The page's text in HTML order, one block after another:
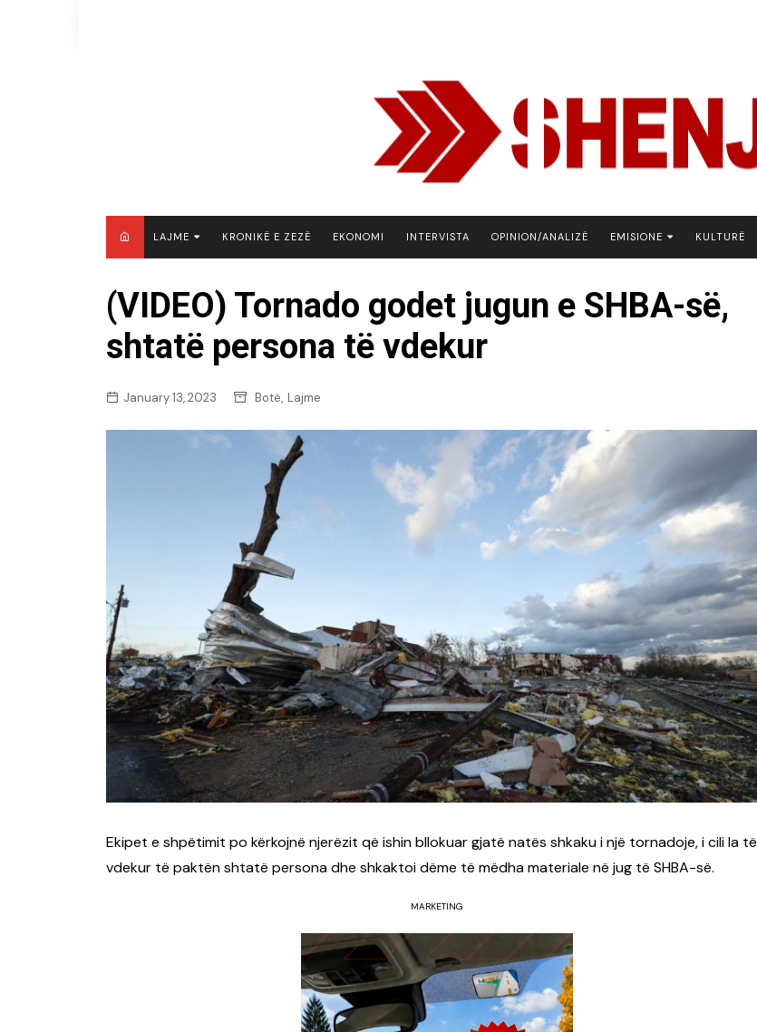
LAJME
KOSOVË
SHQIPËRI
BOTË
KRONIKË E ZEZË EKONOMI INTERVISTA OPINION/ANALIZË EMISIONE
BOTA NE FOKUS
KU E KISHIM FJALEN
LIGJERATE FETARE
PARADITE ME NE
PIKËPAMJE
RECETA E DITES
RELAKS
RETRO JAVORE
KULTURË
(VIDEO) Tornado godet jugun e SHBA-së,
shtatë persona të vdekur
January 13, 2023 Botë, Lajme
Ekipet e shpëtimit po kërkojnë njerëzit që ishin bllokuar gjatë natës shkaku i një tornadoje, i cili la të
vdekur të paktën shtatë persona dhe shkaktoi dëme të mëdha materiale në jug të SHBA-së.
MARKETING